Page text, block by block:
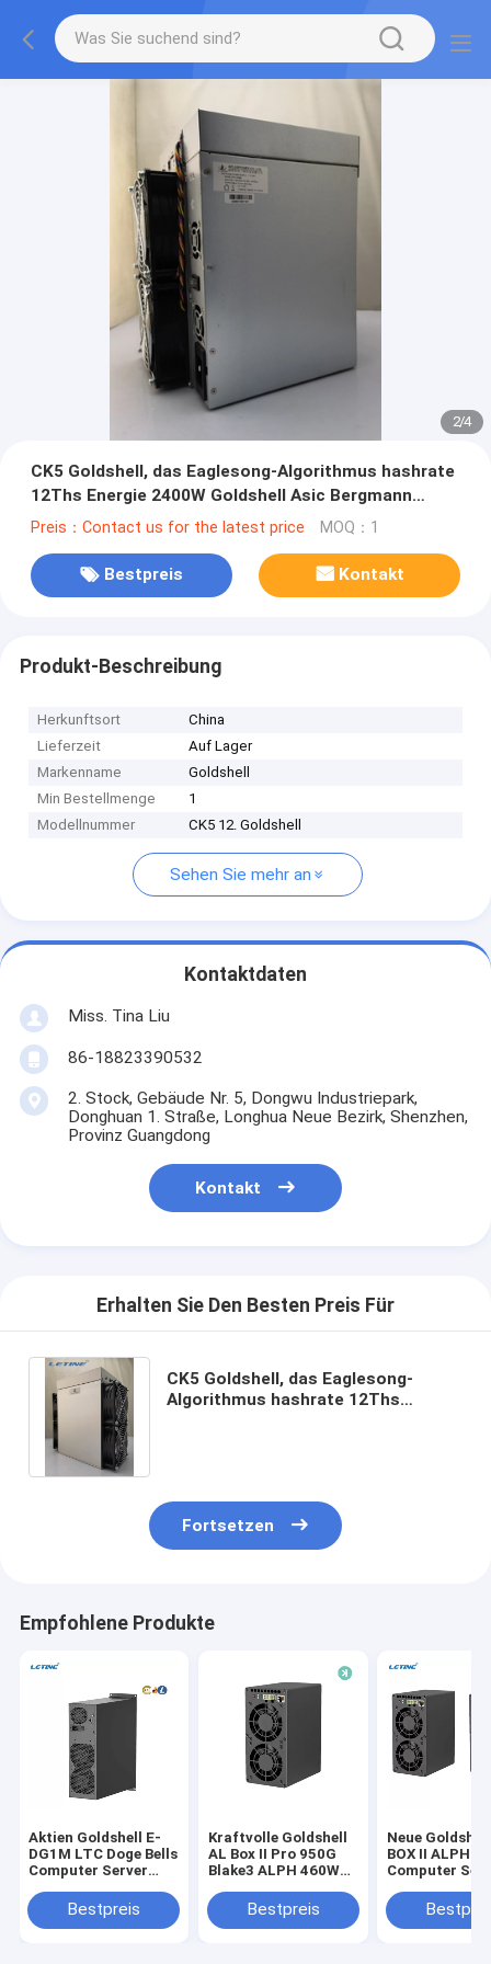
2/4
CK5 Goldshell, das Eaglesong-Algorithmus hashrate
12Ths Energie 2400W Goldshell Asic Bergmann
gewinnt
Preis：Contact us for the latest price MOQ：1
Bestpreis Kontakt
Produkt-Beschreibung
Herkunftsort
China
Lieferzeit
Auf Lager
Markenname
Goldshell
Min Bestellmenge
1
Modellnummer
CK5 12. Goldshell
Sehen Sie mehr an
Kontaktdaten
Miss. Tina Liu
86-18823390532
2. Stock, Gebäude Nr. 5, Dongwu Industriepark,
Donghuan 1. Straße, Longhua Neue Bezirk, Shenzhen,
Provinz Guangdong
Kontakt
Erhalten Sie Den Besten Preis Für
CK5 Goldshell, das Eaglesong-
Algorithmus hashrate 12Ths
Fortsetzen
Empfohlene Produkte
Aktien Goldshell E-
DG1M LTC Doge Bells
Computer Server
Bestpreis
Kraftvolle Goldshell
AL Box II Pro 950G
Blake3 ALPH 460W
Bestpreis
Neue
BOX II ALPH
Computer
720GH/S